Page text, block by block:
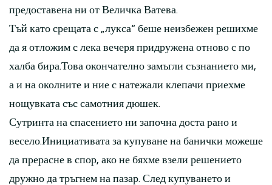
предоставена ни от Величка Ватева.
Тъй като срещата с „лукса“ беше неизбежен решихме
да я отложим с лека вечеря придружена отново с по
халба бира.Това окончателно замъгли съзнанието ми,
а и на околните и ние с натежали клепачи приехме
нощувката със самотния дюшек.
Сутринта на спасението ни започна доста рано и
весело.Инициативата за купуване на банички можеше
да прерасне в спор, ако не бяхме взели решението
дружно да тръгнем на пазар. След купуването и